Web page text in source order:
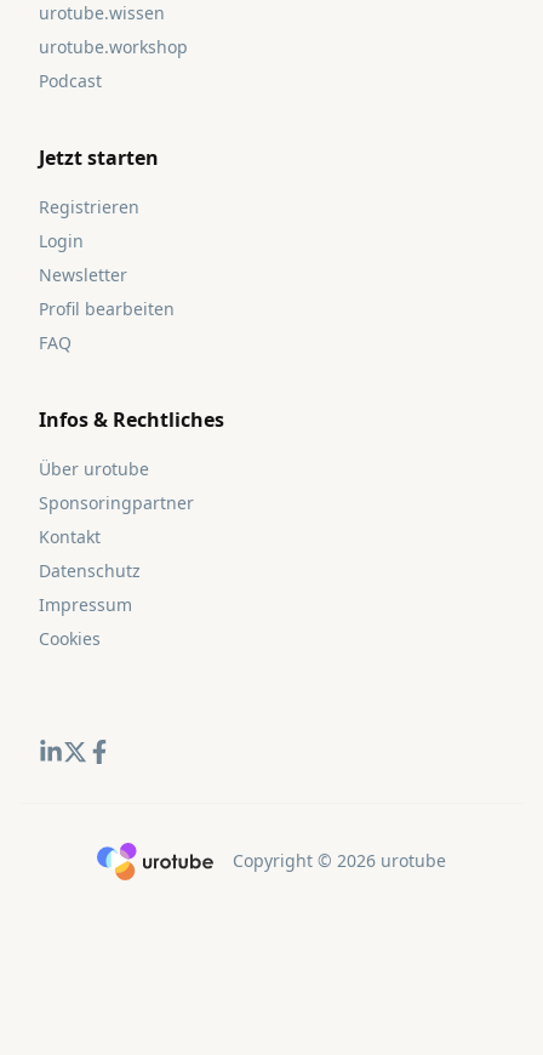
urotube.wissen
urotube.workshop
Podcast
Jetzt starten
Registrieren
Login
Newsletter
Profil bearbeiten
FAQ
Infos & Rechtliches
Über urotube
Sponsoringpartner
Kontakt
Datenschutz
Impressum
Cookies
Click here to go back to frontpage
Copyright © 2026 urotube